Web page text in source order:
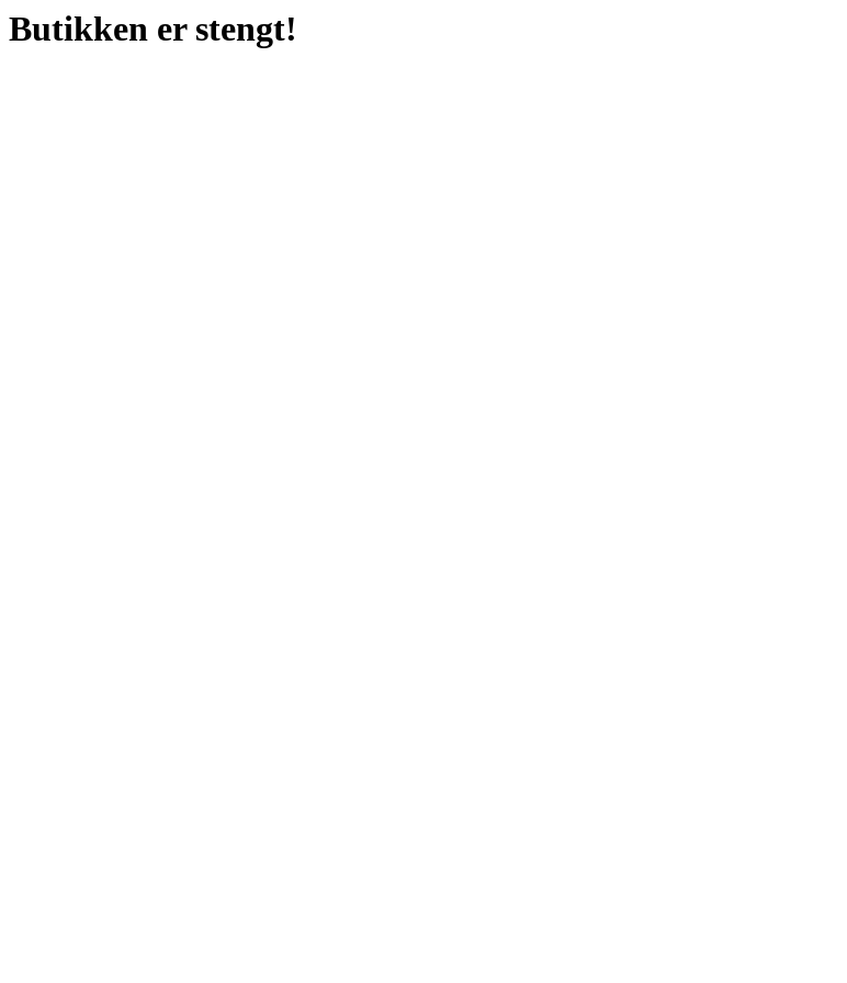
Butikken er stengt!